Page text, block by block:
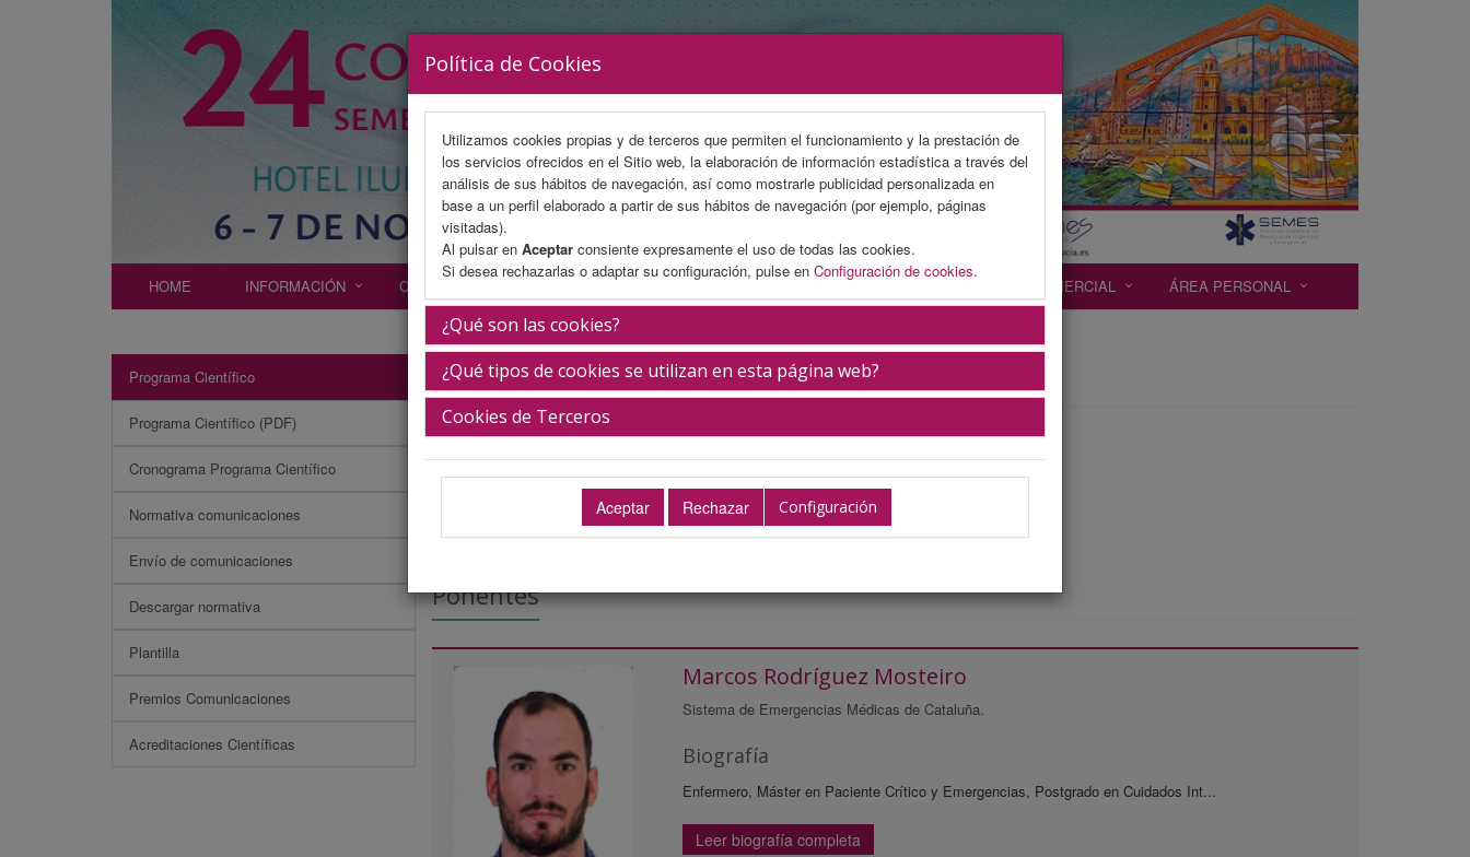
Política de Cookies
Utilizamos cookies propias y de terceros que permiten el funcionamiento y la prestación de
los servicios ofrecidos en el Sitio web, la elaboración de información estadística a través del
análisis de sus hábitos de navegación, así como mostrarle publicidad personalizada en
base a un perfil elaborado a partir de sus hábitos de navegación (por ejemplo, páginas
visitadas).
Al pulsar en Aceptar consiente expresamente el uso de todas las cookies.
Si desea rechazarlas o adaptar su configuración, pulse en Configuración de cookies.
¿Qué son las cookies?
¿Qué tipos de cookies se utilizan en esta página web?
Cookies de Terceros
Configuración
HOME INFORMACIÓN COMITÉS AREA CIENTÍFICA INSCRIPCIÓN ALOJAMIENTO EXP. COMERCIAL ÁREA PERSONAL
Programa Científico
Programa Científico (PDF)
Cronograma Programa Científico
Normativa comunicaciones
Envío de comunicaciones
Descargar normativa
Plantilla
Premios Comunicaciones
Acreditaciones Científicas
IMV en situación hostil
Viernes 7 de noviembre 16.00 - 17.15 h.
Ponentes
Marcos Rodríguez Mosteiro
Sistema de Emergencias Médicas de Cataluña.
Biografía
Enfermero, Máster en Paciente Crítico y Emergencias, Postgrado en Cuidados Int...
Leer biografía completa